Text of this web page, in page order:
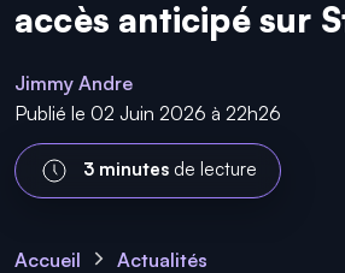
accès anticipé sur
Jimmy Andre
Publié le 02 Juin 2026 à 22h26
3 minutesde lecture
Accueil Actualités